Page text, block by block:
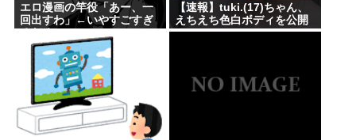
エロ漫画の竿役「あー、一
回出すわ」←いやすごすぎ
【速報】tuki.(17)ちゃん、
えちえち色白ボディを公開
www